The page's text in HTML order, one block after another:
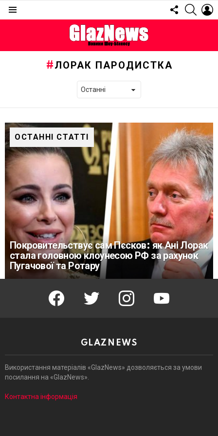
FOLLOW
US
ЛОРАК ПАРОДИСТКА
ОСТАННІ СТАТТІ
Покровительствує сам Пєсков: як Ані Лорак
стала головною клоунесою РФ за рахунок
Пугачової та Ротару
facebook twitter instagram youtube
GLAZNEWS
Використання матеріалів «GlazNews» дозволяється за умови
посилання на «GlazNews».
Контактна інформація